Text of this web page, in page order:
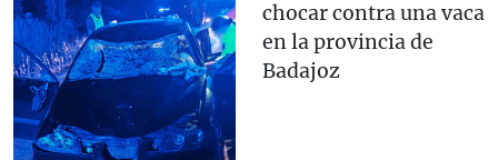
chocar contra una vaca
en la provincia de
Badajoz